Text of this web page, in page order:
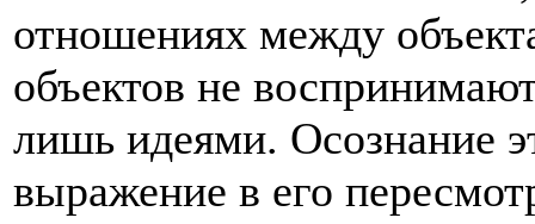
отношениях между
объектов не
лишь идеями. Осознание
выражение в его